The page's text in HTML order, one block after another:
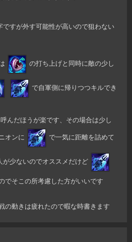
ですが外す可能性が高いので狙わない
の打ち上げと同時に敵の少し
で自軍側に帰りつつキルでき
んだほうが楽です、その場合は少し
オンに
で一気に距離を詰めて
が少ないのでオススメだけど
でそこの所考慮した方がいいです
の動きは疲れたので暇な時書きます